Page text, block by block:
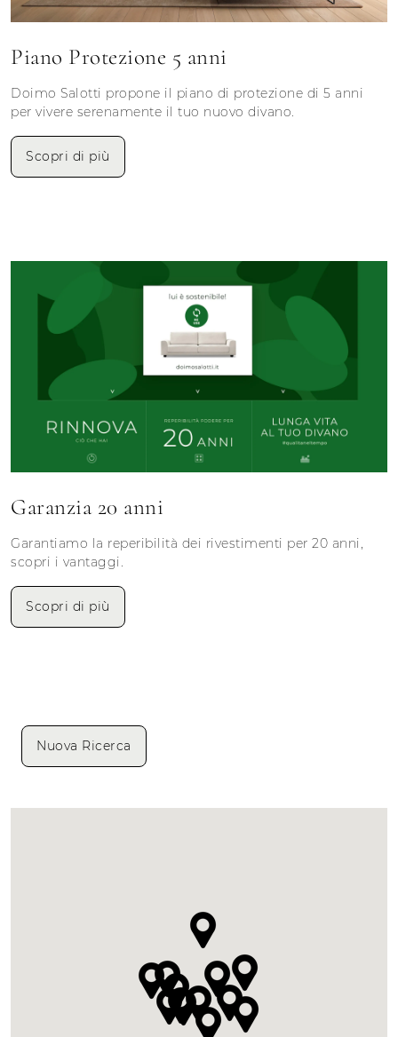
Piano Protezione 5 anni
Doimo Salotti propone il piano di protezione di 5 anni
per vivere serenamente il tuo nuovo divano.
Scopri di più
Garanzia 20 anni
Garantiamo la reperibilità dei rivestimenti per 20 anni,
scopri i vantaggi.
Scopri di più
Nuova Ricerca